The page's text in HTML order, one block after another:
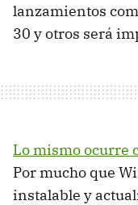
lanzamientos
30 y otros será
Lo mismo ocurre
Por mucho que
instalable y